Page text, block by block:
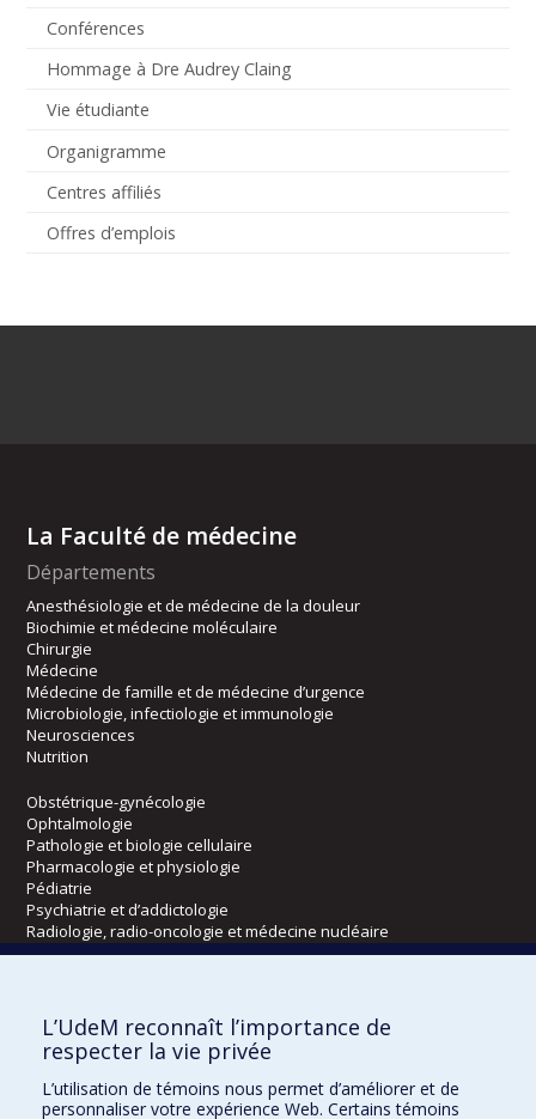
Conférences
Hommage à Dre Audrey Claing
Vie étudiante
Organigramme
Centres affiliés
Offres d’emplois
La Faculté de médecine
Départements
Anesthésiologie et de médecine de la douleur
Biochimie et médecine moléculaire
Chirurgie
Médecine
Médecine de famille et de médecine d’urgence
Microbiologie, infectiologie et immunologie
Neurosciences
Nutrition
Obstétrique-gynécologie
Ophtalmologie
Pathologie et biologie cellulaire
Pharmacologie et physiologie
Pédiatrie
Psychiatrie et d’addictologie
Radiologie, radio-oncologie et médecine nucléaire
Kinésiologie et des sciences de l’activité physique
Orthophonie et audiologie
Réadaptation
L’UdeM reconnaît l’importance de
respecter la vie privée
L’utilisation de témoins nous permet d’améliorer et de
personnaliser votre expérience Web. Certains témoins